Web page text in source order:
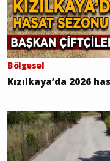
Bölgesel
Kızılkaya’da 2026